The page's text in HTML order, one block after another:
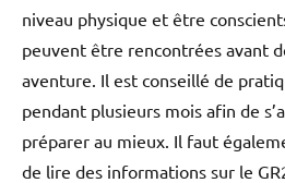
niveau physique et être
peuvent être rencontrées avant
aventure. Il est conseillé de
pendant plusieurs mois afin de
préparer au mieux. Il faut
de lire des informations sur le